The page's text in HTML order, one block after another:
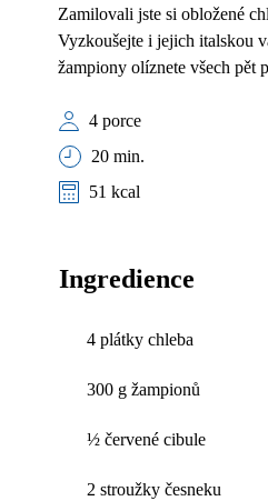
Zamilovali jste si obložené
Vyzkoušejte i jejich italskou
žampiony olíznete všech pět
4 porce
20 min.
51 kcal
Ingredience
4 plátky chleba
300 g žampionů
½ červené cibule
2 stroužky česneku